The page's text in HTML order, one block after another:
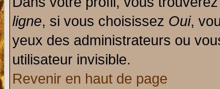
ligne, si vous choisissez Oui,
yeux des administrateurs ou
utilisateur invisible.
Revenir en haut de page